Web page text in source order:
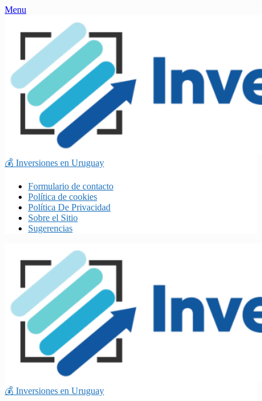
Skip
content
Menu
💰 Inversiones en Uruguay
Formulario de contacto
Política de cookies
Política De Privacidad
Sobre el Sitio
Sugerencias
💰 Inversiones en Uruguay